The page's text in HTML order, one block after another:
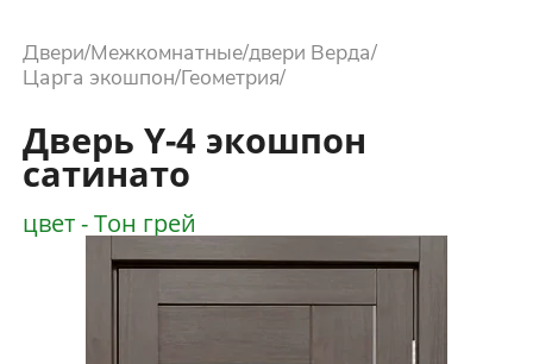
О компании
Установка
Доставка и оплата
Двери Межкомнатные двери Верда
Царга экошпон Геометрия
Дверь Y-4 экошпон
сатинато
цвет - Тон грей